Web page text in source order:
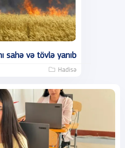
sahə və tövlə yanıb
Hadisə